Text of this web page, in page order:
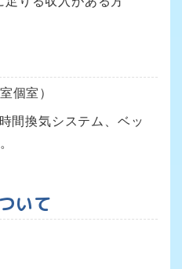
個室）
間換気システム、ベッ
いて